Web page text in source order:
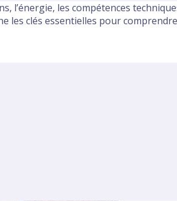
l’énergie, les compétences
les clés essentielles pour